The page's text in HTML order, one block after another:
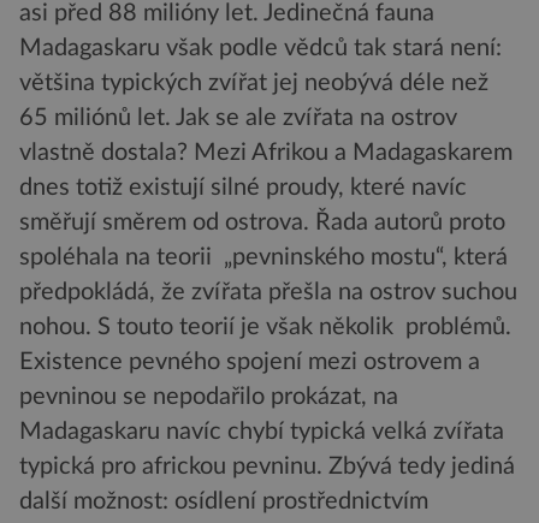
asi před 88 milióny let. Jedinečná fauna
Madagaskaru však podle vědců tak stará není:
většina typických zvířat jej neobývá déle než
65 miliónů let. Jak se ale zvířata na ostrov
vlastně dostala? Mezi Afrikou a Madagaskarem
dnes totiž existují silné proudy, které navíc
směřují směrem od ostrova. Řada autorů proto
spoléhala na teorii „pevninského mostu“, která
předpokládá, že zvířata přešla na ostrov suchou
nohou. S touto teorií je však několik problémů.
Existence pevného spojení mezi ostrovem a
pevninou se nepodařilo prokázat, na
Madagaskaru navíc chybí typická velká zvířata
typická pro africkou pevninu. Zbývá tedy jediná
další možnost: osídlení prostřednictvím